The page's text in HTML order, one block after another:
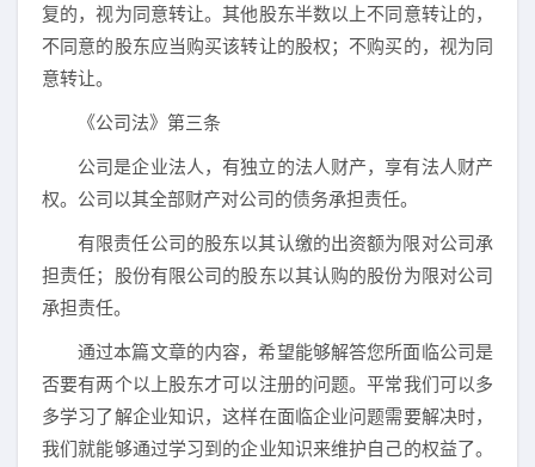
复的，视为同意转让。其他股东半数以上不同意转让的，
不同意的股东应当购买该转让的股权；不购买的，视为同
意转让。
《公司法》第三条
公司是企业法人，有独立的法人财产，享有法人财产
权。公司以其全部财产对公司的债务承担责任。
有限责任公司的股东以其认缴的出资额为限对公司承
担责任；股份有限公司的股东以其认购的股份为限对公司
承担责任。
通过本篇文章的内容，希望能够解答您所面临公司是
否要有两个以上股东才可以注册的问题。平常我们可以多
多学习了解企业知识，这样在面临企业问题需要解决时，
我们就能够通过学习到的企业知识来维护自己的权益了。